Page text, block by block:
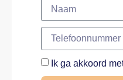
Ik ga akkoord